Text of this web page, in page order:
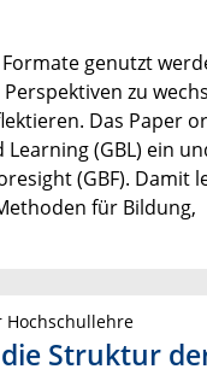
genutzt
zu
Das Paper
(GBL) ein
(GBF). Damit
für Bildung,
Hochschullehre
Struktur